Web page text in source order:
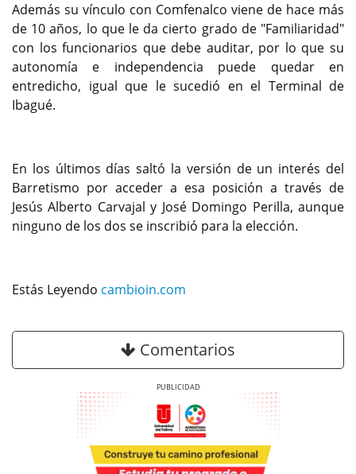
Además su vínculo con Comfenalco viene de hace más
de 10 años, lo que le da cierto grado de "Familiaridad"
con los funcionarios que debe auditar, por lo que su
autonomía e independencia puede quedar en
entredicho, igual que le sucedió en el Terminal de
Ibagué.
En los últimos días saltó la versión de un interés del
Barretismo por acceder a esa posición a través de
Jesús Alberto Carvajal y José Domingo Perilla, aunque
ninguno de los dos se inscribió para la elección.
Estás Leyendo cambioin.com
Comentarios